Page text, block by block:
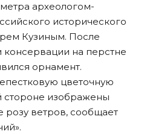
археологом-
исторического
Кузиным. После
консервации на перстне
орнамент.
цветочную
стороне изображены
ветров, сообщает